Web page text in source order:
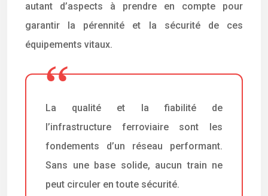
autant d’aspects à prendre en compte pour
garantir la pérennité et la sécurité de ces
équipements vitaux.
La qualité et la fiabilité de
l’infrastructure ferroviaire sont les
fondements d’un réseau performant.
Sans une base solide, aucun train ne
peut circuler en toute sécurité.